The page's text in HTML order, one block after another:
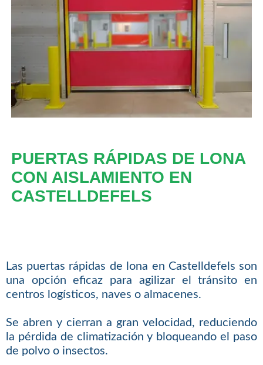
PUERTAS RÁPIDAS DE LONA
CON AISLAMIENTO EN
CASTELLDEFELS
Las puertas rápidas de lona en Castelldefels son
una opción eficaz para agilizar el tránsito en
centros logísticos, naves o almacenes.
Se abren y cierran a gran velocidad, reduciendo
la pérdida de climatización y bloqueando el paso
de polvo o insectos.